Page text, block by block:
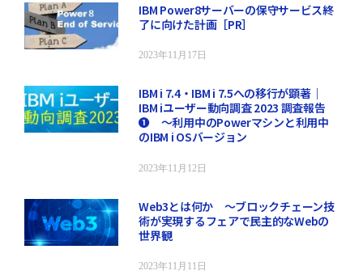
IBM Power8サーバーの保守サービス終
了に向けた計画［PR］
2023年11月17日
IBM i 7.4・IBM i 7.5への移行が顕著｜
IBM iユーザー動向調査 2023 調査報告
❶ ～利用中のPowerマシンと利用中
のIBM i OSバージョン
2023年11月12日
Web3とは何か ～ブロックチェーン技
術が実現するフェアで民主的なWebの
世界観
2023年11月11日